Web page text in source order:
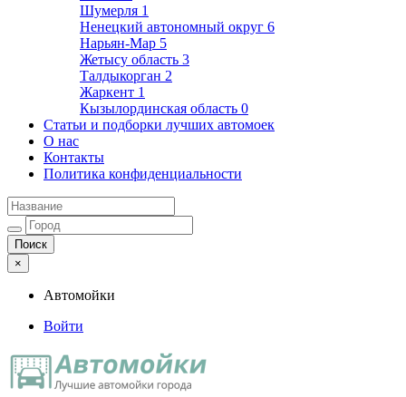
Шумерля 1
Ненецкий автономный округ 6
Нарьян-Мар 5
Жетысу область 3
Талдыкорган 2
Жаркент 1
Кызылординская область 0
Статьи и подборки лучших автомоек
О нас
Контакты
Политика конфиденциальности
×
Автомойки
Войти